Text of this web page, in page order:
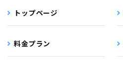
トップページ
料金プラン